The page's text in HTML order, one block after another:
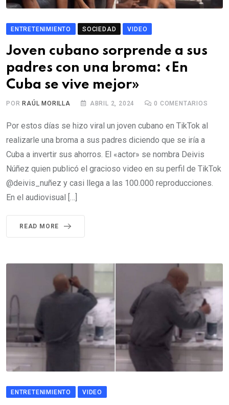
ENTRETENIMIENTO SOCIEDAD VIDEO
Joven cubano sorprende a sus
padres con una broma: «En
Cuba se vive mejor»
POR RAÚL MORILLA ABRIL 2, 2024 0 COMENTARIOS
Por estos días se hizo viral un joven cubano en TikTok al
realizarle una broma a sus padres diciendo que se iría a
Cuba a invertir sus ahorros. El «actor» se nombra Deivis
Núñez quien publicó el gracioso video en su perfil de TikTok
@deivis_nuñez y casi llega a las 100.000 reproducciones.
En el audiovisual […]
READ MORE
ENTRETENIMIENTO VIDEO